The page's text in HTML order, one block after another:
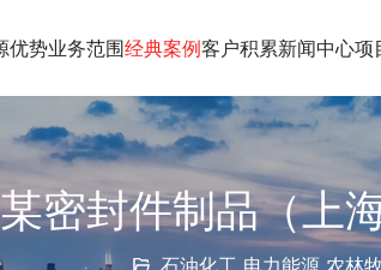
优势业务范围经典案例客户积累新闻中心项
密封件制品（上
石油化工 电力能源 农林